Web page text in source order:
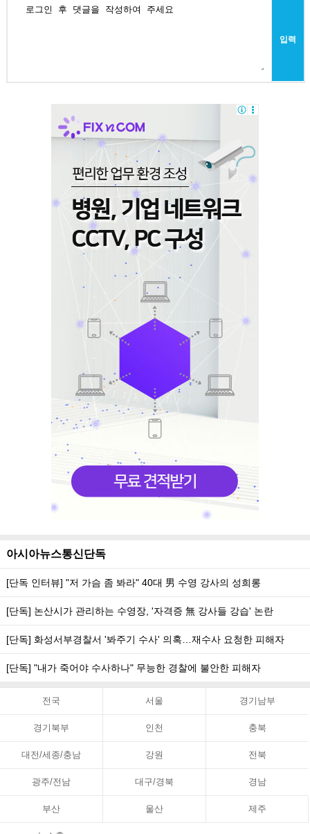
입력
아시아뉴스통신단독
[단독 인터뷰] "저 가슴 좀 봐라" 40대 男 수영 강사의 성희롱
[단독] 논산시가 관리하는 수영장, '자격증 無 강사들 강습' 논란
[단독] 화성서부경찰서 '봐주기 수사' 의혹…재수사 요청한 피해자
[단독] "내가 죽어야 수사하나" 무능한 경찰에 불안한 피해자
전국 서울 경기남부
경기북부 인천 충북
대전/세종/충남 강원 전북
광주/전남 대구/경북 경남
부산 울산 제주